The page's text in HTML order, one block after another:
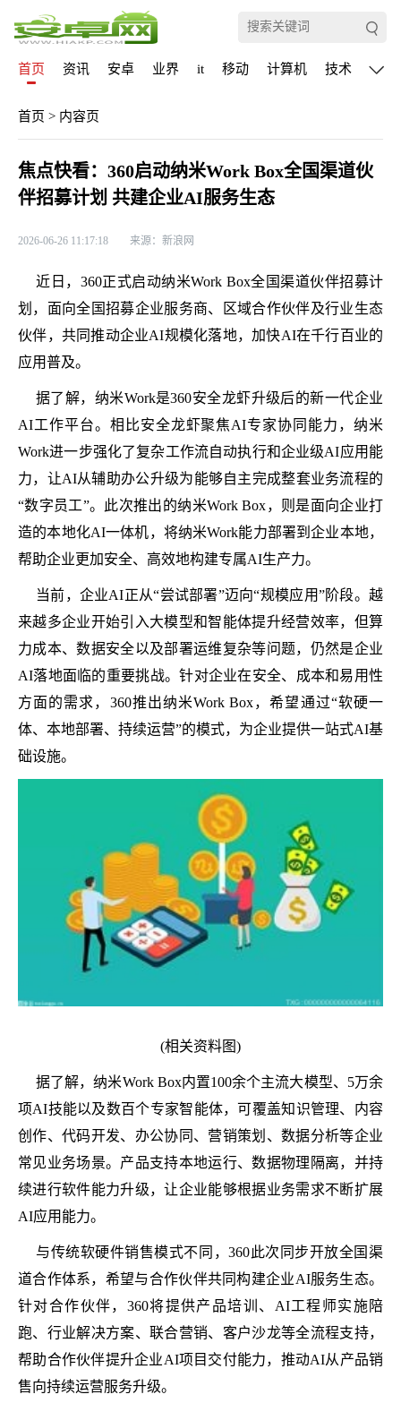
首页 资讯 安卓 业界 it 移动 计算机 技术 通信
首页 > 内容页
焦点快看：360启动纳米Work Box全国渠道伙
伴招募计划 共建企业AI服务生态
2026-06-26 11:17:18 来源：新浪网
近日，360正式启动纳米Work Box全国渠道伙伴招募计
划，面向全国招募企业服务商、区域合作伙伴及行业生态
伙伴，共同推动企业AI规模化落地，加快AI在千行百业的
应用普及。
据了解，纳米Work是360安全龙虾升级后的新一代企业
AI工作平台。相比安全龙虾聚焦AI专家协同能力，纳米
Work进一步强化了复杂工作流自动执行和企业级AI应用能
力，让AI从辅助办公升级为能够自主完成整套业务流程的
“数字员工”。此次推出的纳米Work Box，则是面向企业打
造的本地化AI一体机，将纳米Work能力部署到企业本地，
帮助企业更加安全、高效地构建专属AI生产力。
当前，企业AI正从“尝试部署”迈向“规模应用”阶段。越
来越多企业开始引入大模型和智能体提升经营效率，但算
力成本、数据安全以及部署运维复杂等问题，仍然是企业
AI落地面临的重要挑战。针对企业在安全、成本和易用性
方面的需求，360推出纳米Work Box，希望通过“软硬一
体、本地部署、持续运营”的模式，为企业提供一站式AI基
础设施。
(相关资料图)
据了解，纳米Work Box内置100余个主流大模型、5万余
项AI技能以及数百个专家智能体，可覆盖知识管理、内容
创作、代码开发、办公协同、营销策划、数据分析等企业
常见业务场景。产品支持本地运行、数据物理隔离，并持
续进行软件能力升级，让企业能够根据业务需求不断扩展
AI应用能力。
与传统软硬件销售模式不同，360此次同步开放全国渠
道合作体系，希望与合作伙伴共同构建企业AI服务生态。
针对合作伙伴，360将提供产品培训、AI工程师实施陪
跑、行业解决方案、联合营销、客户沙龙等全流程支持，
帮助合作伙伴提升企业AI项目交付能力，推动AI从产品销
售向持续运营服务升级。